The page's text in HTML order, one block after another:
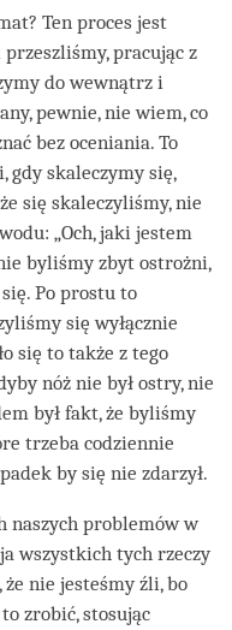
Ten proces jest
pracując z
do wewnątrz i
pewnie, nie wiem, co
bez oceniania. To
gdy skaleczymy się,
się skaleczyliśmy, nie
„Och, jaki jestem
byliśmy zbyt ostrożni,
Po prostu to
się wyłącznie
się to także z tego
nóż nie był ostry, nie
był fakt, że byliśmy
trzeba codziennie
by się nie zdarzył.
naszych problemów w
wszystkich tych rzeczy
nie jesteśmy źli, bo
zrobić, stosując